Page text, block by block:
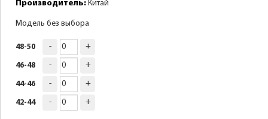
Производитель: Китай
Модель без выбора
48-50 - +
46-48 - +
44-46 - +
42-44 - +